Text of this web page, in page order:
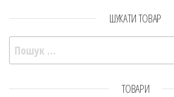
ШУКАТИ ТОВАР
Пошук:
ТОВАРИ